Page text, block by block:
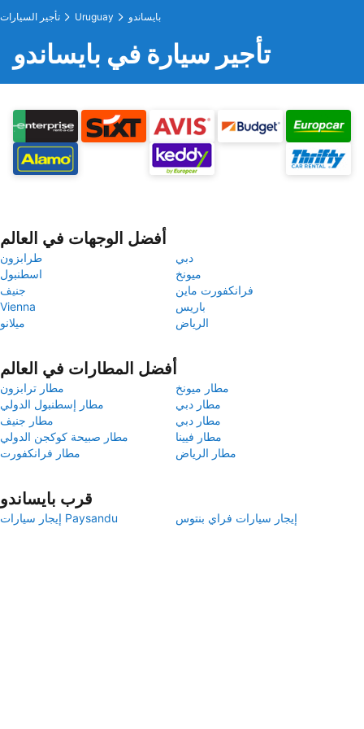
تأجير السيارات Uruguay بايساندو
تأجير سيارة في بايساندو
أفضل الوجهات في العالم
طرابزون
دبي
اسطنبول
ميونخ
جنيف
فرانكفورت ماين
Vienna
باريس
ميلانو
الرياض
أفضل المطارات في العالم
مطار ترابزون
مطار ميونخ
مطار إسطنبول الدولي
مطار دبي
مطار جنيف
مطار دبي
مطار صبيحة كوكجن الدولي
مطار فيينا
مطار فرانكفورت
مطار الرياض
قرب بايساندو
إيجار سيارات Paysandu إيجار سيارات فراي بنتوس